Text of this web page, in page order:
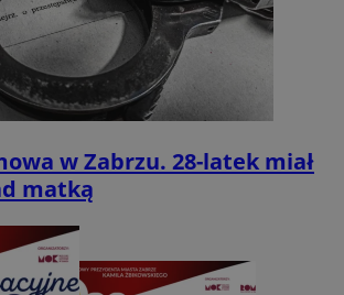
w Zabrzu. 28-latek miał
matką